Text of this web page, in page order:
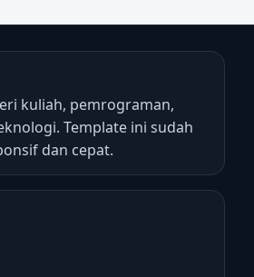
kuliah, pemrograman,
Template ini sudah
dan cepat.